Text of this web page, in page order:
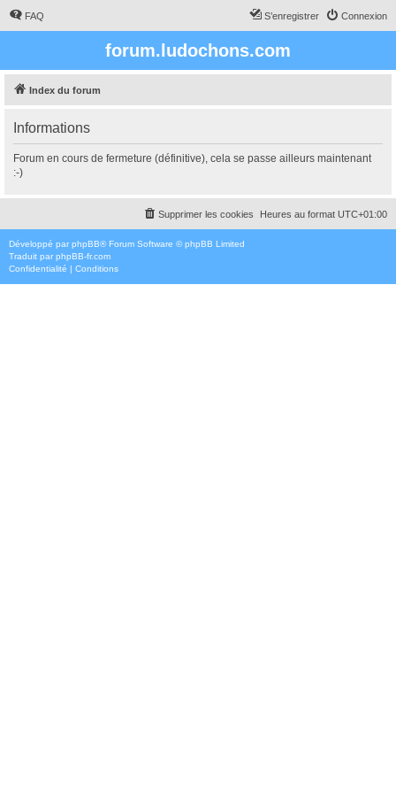
FAQ Connexion
S’enregistrer
forum.ludochons.com
Index du forum
Informations
Forum en cours de fermeture (définitive), cela se passe ailleurs maintenant
:-)
Heures au format UTC+01:00
Supprimer les cookies
Développé par phpBB® Forum Software © phpBB Limited
Traduit par phpBB-fr.com
Confidentialité | Conditions